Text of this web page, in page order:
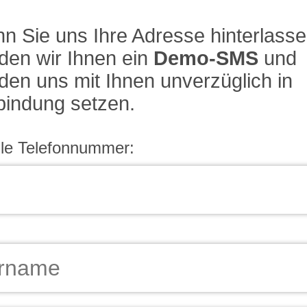
Sie uns Ihre Adresse
wir Ihnen ein Demo-SMSund
uns mit Ihnen unverzüglich in
setzen.
Telefonnummer: